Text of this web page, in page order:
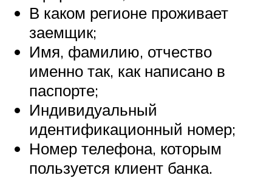
В каком регионе проживает
заемщик;
Имя, фамилию, отчество
именно так, как написано в
паспорте;
Индивидуальный
идентификационный номер;
Номер телефона, которым
пользуется клиент банка.